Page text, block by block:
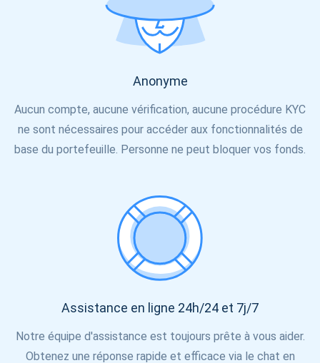
Anonyme
Aucun compte, aucune vérification, aucune procédure KYC
ne sont nécessaires pour accéder aux fonctionnalités de
base du portefeuille. Personne ne peut bloquer vos fonds.
Assistance en ligne 24h/24 et 7j/7
Notre équipe d'assistance est toujours prête à vous aider.
Obtenez une réponse rapide et efficace via le chat en
700 000
S'ABONNER
Découvrez notre YouTube
S'abonner
S'abonner